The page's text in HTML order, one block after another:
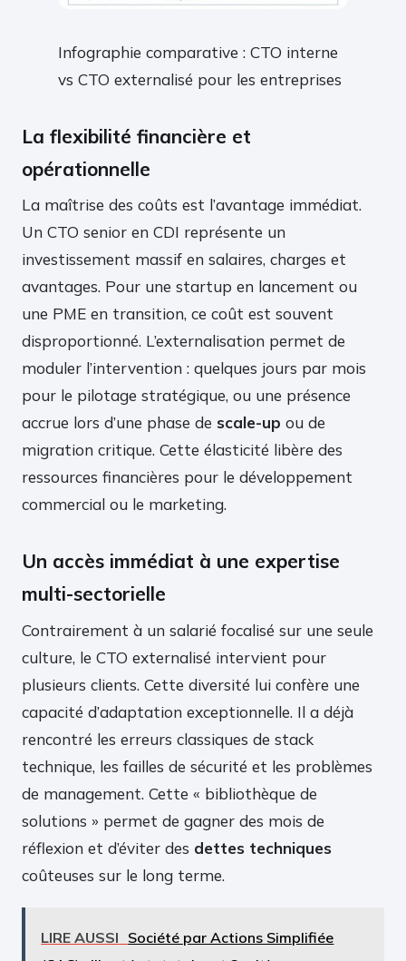
Infographie comparative : CTO interne
vs CTO externalisé pour les entreprises
La flexibilité financière et
opérationnelle
La maîtrise des coûts est l’avantage immédiat.
Un CTO senior en CDI représente un
investissement massif en salaires, charges et
avantages. Pour une startup en lancement ou
une PME en transition, ce coût est souvent
disproportionné. L’externalisation permet de
moduler l’intervention : quelques jours par mois
pour le pilotage stratégique, ou une présence
accrue lors d’une phase de scale-up ou de
migration critique. Cette élasticité libère des
ressources financières pour le développement
commercial ou le marketing.
Un accès immédiat à une expertise
multi-sectorielle
Contrairement à un salarié focalisé sur une seule
culture, le CTO externalisé intervient pour
plusieurs clients. Cette diversité lui confère une
capacité d’adaptation exceptionnelle. Il a déjà
rencontré les erreurs classiques de stack
technique, les failles de sécurité et les problèmes
de management. Cette « bibliothèque de
solutions » permet de gagner des mois de
réflexion et d’éviter des dettes techniques
coûteuses sur le long terme.
LIRE AUSSI Société par Actions Simplifiée